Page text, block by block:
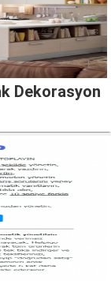
Dekorasyon